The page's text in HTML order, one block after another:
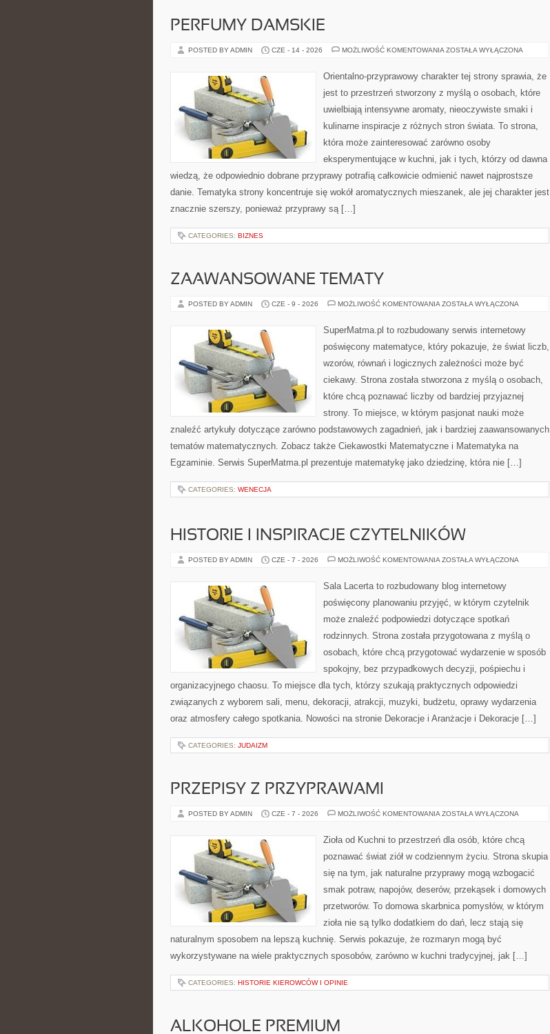
PERFUMY DAMSKIE
POSTED BY ADMIN CZE - 14 - 2026 MOŻLIWOŚĆ KOMENTOWANIA PERFUMY
ZOSTAŁA WYŁĄCZONA
Orientalno-przyprawowy charakter tej strony sprawia, że
jest to przestrzeń stworzony z myślą o osobach, które
uwielbiają intensywne aromaty, nieoczywiste smaki i
kulinarne inspiracje z różnych stron świata. To strona,
która może zainteresować zarówno osoby
eksperymentujące w kuchni, jak i tych, którzy od dawna
wiedzą, że odpowiednio dobrane przyprawy potrafią całkowicie odmienić nawet najprostsze
danie. Tematyka strony koncentruje się wokół aromatycznych mieszanek, ale jej charakter jest
znacznie szerszy, ponieważ przyprawy są […]
CATEGORIES: BIZNES
ZAAWANSOWANE TEMATY
POSTED BY ADMIN CZE - 9 - 2026 MOŻLIWOŚĆ KOMENTOWANIA ZAAWANSOWANE
ZOSTAŁA WYŁĄCZONA
SuperMatma.pl to rozbudowany serwis internetowy
poświęcony matematyce, który pokazuje, że świat liczb,
wzorów, równań i logicznych zależności może być
ciekawy. Strona została stworzona z myślą o osobach,
które chcą poznawać liczby od bardziej przyjaznej
strony. To miejsce, w którym pasjonat nauki może
znaleźć artykuły dotyczące zarówno podstawowych zagadnień, jak i bardziej zaawansowanych
tematów matematycznych. Zobacz także Ciekawostki Matematyczne i Matematyka na
Egzaminie. Serwis SuperMatma.pl prezentuje matematykę jako dziedzinę, która nie […]
CATEGORIES: WENECJA
HISTORIE I INSPIRACJE CZYTELNIKÓW
POSTED BY ADMIN CZE - 7 - 2026 MOŻLIWOŚĆ KOMENTOWANIA HISTORIE
CZYTELNIKÓW
ZOSTAŁA WYŁĄCZONA
Sala Lacerta to rozbudowany blog internetowy
poświęcony planowaniu przyjęć, w którym czytelnik
może znaleźć podpowiedzi dotyczące spotkań
rodzinnych. Strona została przygotowana z myślą o
osobach, które chcą przygotować wydarzenie w sposób
spokojny, bez przypadkowych decyzji, pośpiechu i
organizacyjnego chaosu. To miejsce dla tych, którzy szukają praktycznych odpowiedzi
związanych z wyborem sali, menu, dekoracji, atrakcji, muzyki, budżetu, oprawy wydarzenia
oraz atmosfery całego spotkania. Nowości na stronie Dekoracje i Aranżacje i Dekoracje […]
CATEGORIES: JUDAIZM
PRZEPISY Z PRZYPRAWAMI
POSTED BY ADMIN CZE - 7 - 2026 MOŻLIWOŚĆ KOMENTOWANIA PRZEPISY
ZOSTAŁA WYŁĄCZONA
Zioła od Kuchni to przestrzeń dla osób, które chcą
poznawać świat ziół w codziennym życiu. Strona skupia
się na tym, jak naturalne przyprawy mogą wzbogacić
smak potraw, napojów, deserów, przekąsek i domowych
przetworów. To domowa skarbnica pomysłów, w którym
zioła nie są tylko dodatkiem do dań, lecz stają się
naturalnym sposobem na lepszą kuchnię. Serwis pokazuje, że rozmaryn mogą być
wykorzystywane na wiele praktycznych sposobów, zarówno w kuchni tradycyjnej, jak […]
CATEGORIES: HISTORIE KIEROWCÓW I OPINIE
ALKOHOLE PREMIUM